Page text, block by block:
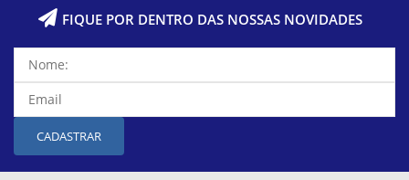
FIQUE POR DENTRO DAS NOSSAS NOVIDADES
CADASTRAR